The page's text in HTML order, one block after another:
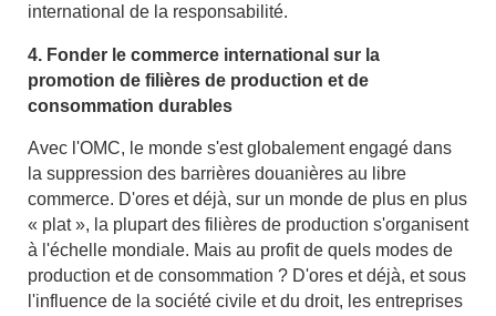
international de la responsabilité.
4. Fonder le commerce international sur la
promotion de filières de production et de
consommation durables
Avec l'OMC, le monde s'est globalement engagé dans
la suppression des barrières douanières au libre
commerce. D'ores et déjà, sur un monde de plus en plus
« plat », la plupart des filières de production s'organisent
à l'échelle mondiale. Mais au profit de quels modes de
production et de consommation ? D'ores et déjà, et sous
l'influence de la société civile et du droit, les entreprises